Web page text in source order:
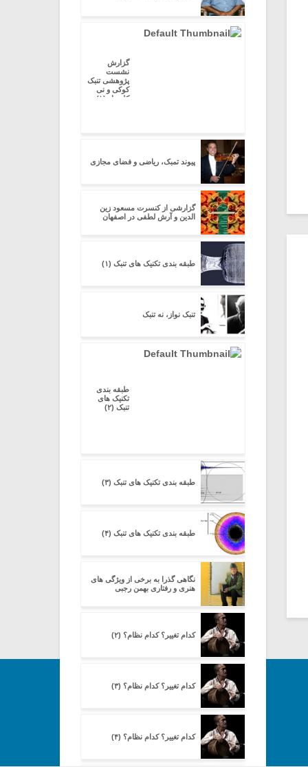
گزارش
نشست
پژوهشی تنبک
کوکی و نی
کلیددار (۱)
پیوند تمبک، ریاضی و فضای مجازی
گزارشی از کنسرت مسعود زین
الدین و آرش لطفی در اصفهان
طبقه بندی تکنیک های تنبک (۱)
تنبک نواز، نه تنبک
طبقه بندی
تکنیک های
تنبک (۲)
طبقه بندی تکنیک های تنبک (۳)
طبقه بندی تکنیک های تنبک (۴)
نگاهی گذرا به برخی از ویژگی های
هنری و رفتاری بهمن رجبی
کدام تغییر؟ کدام نظام؟ (۲)
کدام تغییر؟ کدام نظام؟ (۳)
کدام تغییر؟ کدام نظام؟ (۴)